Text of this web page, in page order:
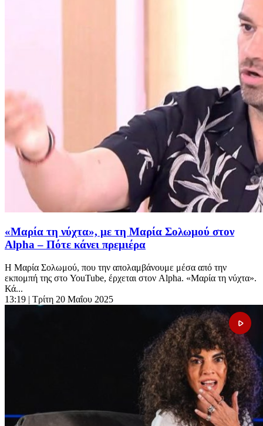
«Μαρία τη νύχτα», με τη Μαρία Σολωμού στον
Alpha – Πότε κάνει πρεμιέρα
Η Μαρία Σολωμού, που την απολαμβάνουμε μέσα από την
εκπομπή της στο YouTube, έρχεται στον Alpha. «Μαρία τη νύχτα».
Κά...
13:19 | Τρίτη 20 Μαΐου 2025